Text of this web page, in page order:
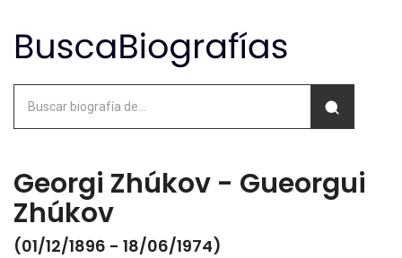
Georgi Zhúkov - Gueorgui
Zhúkov
(01/12/1896 - 18/06/1974)